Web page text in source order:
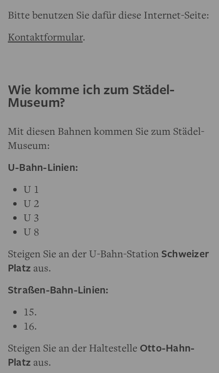
Bitte benutzen Sie dafür diese Internet-Seite:
Kontaktformular.
Wie komme ich zum Städel-
Museum?
Mit diesen Bahnen kommen Sie zum Städel-
Museum:
U-Bahn-Linien:
U 1
U 2
U 3
U 8
Steigen Sie an der U-Bahn-Station Schweizer
Platz aus.
Straßen-Bahn-Linien:
15.
16.
Steigen Sie an der Haltestelle Otto-Hahn-
Platz aus.